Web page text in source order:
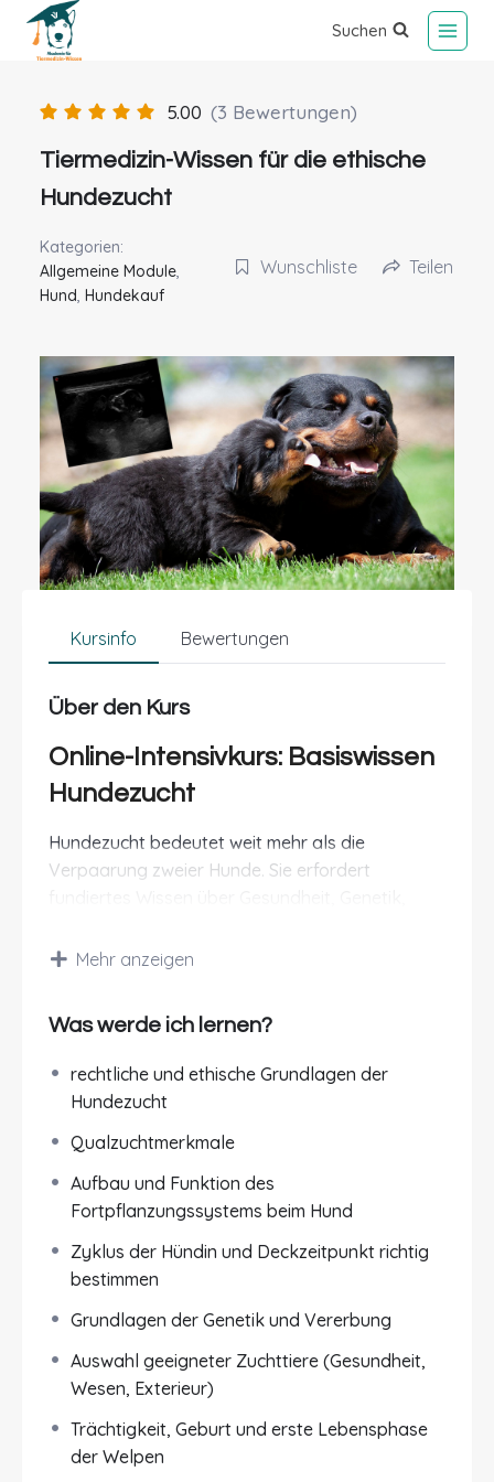
Suchen
5.00 (3 Bewertungen)
Tiermedizin-Wissen für die ethische
Hundezucht
Kategorien:
Allgemeine Module,
Hund, Hundekauf
Wunschliste Teilen
Kursinfo Bewertungen
Über den Kurs
Online-Intensivkurs: Basiswissen
Hundezucht
Hundezucht bedeutet weit mehr als die
Verpaarung zweier Hunde. Sie erfordert
Rahmenbedingungen. Fehler in der
haben. DerIntensivkurs „Basiswissen
Hundezucht“
vermittelt dir das notwendige
Grundlagenwissen, um Zuchtentscheidungen
zu können.
Worum geht’s?
In diesem, von einer auf Reproduktionsmedizin
spezialisierten Kollegin erstellten, Online-
Überblick über alle zentralen Themen der
Hundezucht – von den biologischen Grundlagen
über genetische Zusammenhänge bis hin zu
Du lernst, wie das Fortpflanzungssystem des
Mehr anzeigen
Was werde ich lernen?
rechtliche und ethische Grundlagen der
Hundezucht
Qualzuchtmerkmale
Aufbau und Funktion des
Fortpflanzungssystems beim Hund
Zyklus der Hündin und Deckzeitpunkt richtig
bestimmen
Grundlagen der Genetik und Vererbung
Auswahl geeigneter Zuchttiere (Gesundheit,
Wesen, Exterieur)
Trächtigkeit, Geburt und erste Lebensphase
der Welpen